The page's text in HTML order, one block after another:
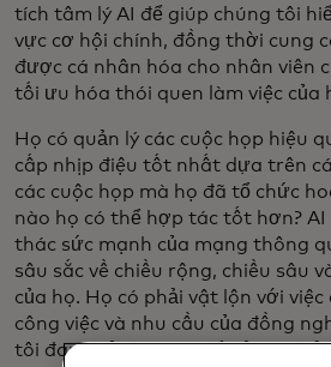
tích tâm lý AI để giúp chúng tôi
vực cơ hội chính, đồng thời cung
được cá nhân hóa cho nhân viên
tối ưu hóa thói quen làm việc của
Họ có quản lý các cuộc họp hiệu
cấp nhịp điệu tốt nhất dựa trên
các cuộc họp mà họ đã tổ chức
nào họ có thể hợp tác tốt hơn? AI
thác sức mạnh của mạng thông
sâu sắc về chiều rộng, chiều sâu
của họ. Họ có phải vật lộn với
công việc và nhu cầu của đồng
tôi đang sử dụng AI để gửi các